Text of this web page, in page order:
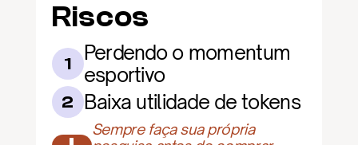
Riscos
1
Perdendo o momentum
esportivo
2 Baixa utilidade de tokens
Sempre faça sua própria